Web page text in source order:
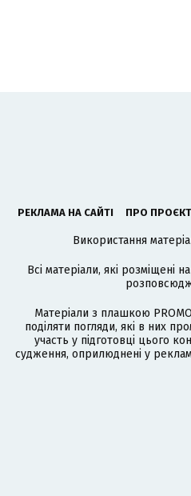
РЕКЛАМА НА САЙТІ ПРО ПРОЄКТ
Використання
Всі матеріали, які розміщені
Матеріали з плашкою
поділяти погляди, які в них
участь у підготовці цього
судження, оприлюднені у